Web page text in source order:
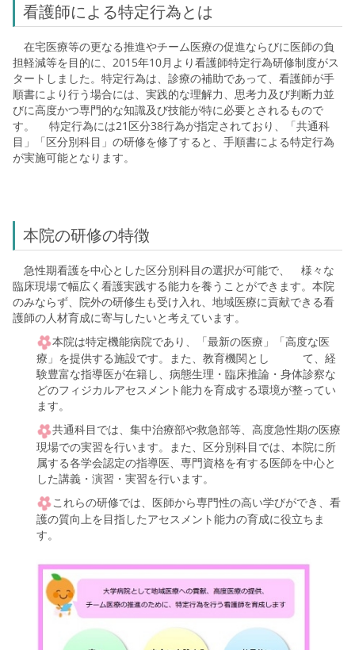
看護師による特定行為とは
在宅医療等の更なる推進やチーム医療の促進ならびに医師の負
担軽減等を目的に、2015年10月より看護師特定行為研修制度がス
タートしました。特定行為は、診療の補助であって、看護師が手
順書により行う場合には、実践的な理解力、思考力及び判断力並
びに高度かつ専門的な知識及び技能が特に必要とされるもので
す。 特定行為には21区分38行為が指定されており、「共通科
目」「区分別科目」の研修を修了すると、手順書による特定行為
が実施可能となります。
本院の研修の特徴
急性期看護を中心とした区分別科目の選択が可能で、 様々な
臨床現場で幅広く看護実践する能力を養うことができます。本院
のみならず、院外の研修生も受け入れ、地域医療に貢献できる看
護師の人材育成に寄与したいと考えています。
本院は特定機能病院であり、「最新の医療」「高度な医
療」を提供する施設です。また、教育機関とし て、経
験豊富な指導医が在籍し、病態生理・臨床推論・身体診察な
どのフィジカルアセスメント能力を育成する環境が整ってい
ます。
共通科目では、集中治療部や救急部等、高度急性期の医療
現場での実習を行います。また、区分別科目では、本院に所
属する各学会認定の指導医、専門資格を有する医師を中心と
した講義・演習・実習を行います。
これらの研修では、医師から専門性の高い学びができ、看
護の質向上を目指したアセスメント能力の育成に役立ちま
す。